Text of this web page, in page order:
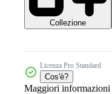
Collezione
Licenza Pro Standard
Cos'è?
Maggiori informazioni